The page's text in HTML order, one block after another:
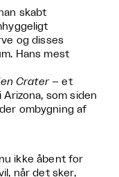
skabt
og disses
Hans mest
Crater– et
som siden
ombygning af
ikke åbent for
når det sker,